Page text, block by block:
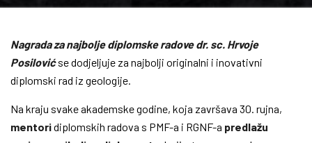
Nagradaza najbolje diplomskeradovedr. sc. Hrvoje
Posilovićse dodjeljuje za najbolji originalni i inovativni
diplomski rad iz geologije.
Na kraju svake akademske godine, koja završava 30. rujna,
mentoridiplomskih radova s PMF-a i RGNF-a predlažu